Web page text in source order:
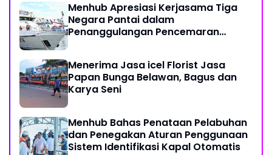
Menhub Apresiasi Kerjasama Tiga
Negara Pantai dalam
Penanggulangan Pencemaran
Menerima Jasa icel Florist Jasa
Papan Bunga Belawan, Bagus dan
Karya Seni
Menhub Bahas Penataan Pelabuhan
dan Penegakan Aturan Penggunaan
Sistem Identifikasi Kapal Otomatis